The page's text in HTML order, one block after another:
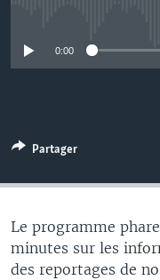
0:00
Partager
Le programme
minutes sur les
des reportages de